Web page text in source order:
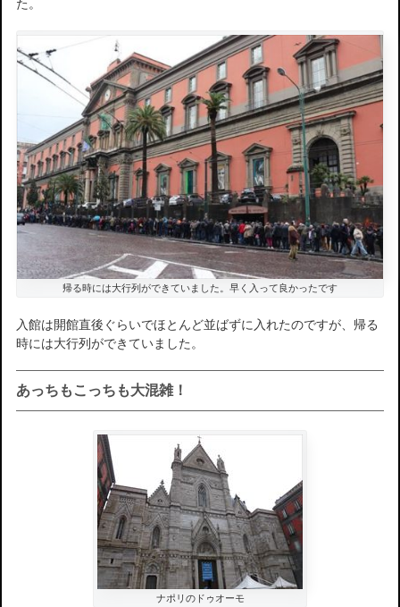
た。
帰る時には大行列ができていました。早く入って良かったです
入館は開館直後ぐらいでほとんど並ばずに入れたのですが、帰る
時には大行列ができていました。
あっちもこっちも大混雑！
ナポリのドゥオーモ